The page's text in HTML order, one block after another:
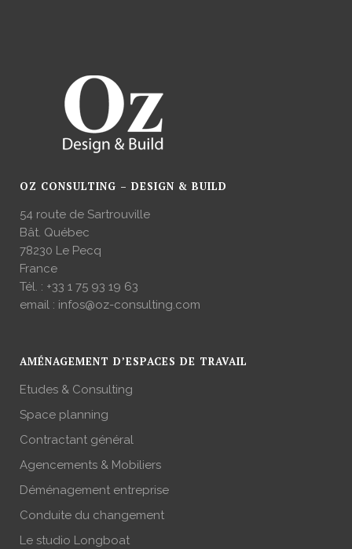
OZ CONSULTING – DESIGN & BUILD
54 route de Sartrouville
Bât. Québec
78230 Le Pecq
France
Tél. : +33 1 75 93 19 63
email : infos@oz-consulting.com
AMÉNAGEMENT D’ESPACES DE TRAVAIL
Etudes & Consulting
Space planning
Contractant général
Agencements & Mobiliers
Déménagement entreprise
Conduite du changement
Le studio Longboat